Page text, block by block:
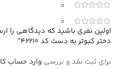
0
0
اولین نفری باشید که دیدگاهی را
دختر کبوتر به دست کد 42210”
برای ثبت نقد و بررسی وارد حساب